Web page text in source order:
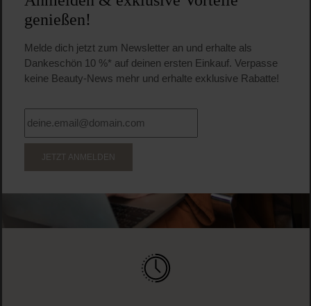
genießen!
Melde dich jetzt zum Newsletter an und erhalte als
Dankeschön 10 %* auf deinen ersten Einkauf. Verpasse
keine Beauty-News mehr und erhalte exklusive Rabatte!
JETZT ANMELDEN